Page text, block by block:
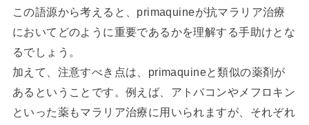
この語源から考えると、primaquineが抗マラリア治療
においてどのように重要であるかを理解する手助けとな
るでしょう。
加えて、注意すべき点は、primaquineと類似の薬剤が
あるということです。例えば、アトバコンやメフロキン
といった薬もマラリア治療に用いられますが、それぞれ